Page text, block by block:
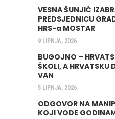
VESNA ŠUNJIĆ
PREDSJEDNICU
HRS-a MOSTAR
9 LIPNJA, 2026
BUGOJNO –
ŠKOLI, A HRVATSKU
VAN
5 LIPNJA, 2026
ODGOVOR NA
KOJI VODE